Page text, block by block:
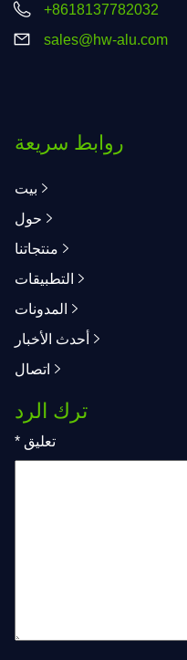
+8618137782032
sales@hw-alu.com
روابط سريعة
بيت
حول
منتجاتنا
التطبيقات
المدونات
أحدث الأخبار
اتصال
ترك الرد
تعليق *